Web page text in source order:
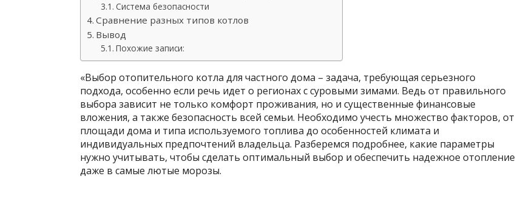
Система безопасности
Сравнение разных типов котлов
Вывод
Похожие записи:
«Выбор отопительного котла для частного дома – задача, требующая серьезного
подхода, особенно если речь идет о регионах с суровыми зимами. Ведь от правильного
выбора зависит не только комфорт проживания, но и существенные финансовые
вложения, а также безопасность всей семьи. Необходимо учесть множество факторов, от
площади дома и типа используемого топлива до особенностей климата и
индивидуальных предпочтений владельца. Разберемся подробнее, какие параметры
нужно учитывать, чтобы сделать оптимальный выбор и обеспечить надежное отопление
даже в самые лютые морозы.